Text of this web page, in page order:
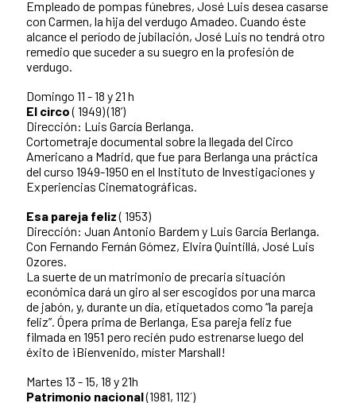
Empleado de pompas fúnebres, José Luis desea casarse
con Carmen, la hija del verdugo Amadeo. Cuando éste
alcance el período de jubilación, José Luis no tendrá otro
remedio que suceder a su suegro en la profesión de
verdugo.
Domingo 11 - 18 y 21 h
El circo( 1949) (18’)
Dirección: Luis García Berlanga.
Cortometraje documental sobre la llegada del Circo
Americano a Madrid, que fue para Berlanga una práctica
del curso 1949-1950 en el Instituto de Investigaciones y
Experiencias Cinematográficas.
Esa pareja feliz( 1953)
Dirección: Juan Antonio Bardem y Luis García Berlanga.
Con Fernando Fernán Gómez, Elvira Quintillá, José Luis
Ozores.
La suerte de un matrimonio de precaria situación
económica dará un giro al ser escogidos por una marca
de jabón, y, durante un día, etiquetados como “la pareja
feliz”. Ópera prima de Berlanga, Esa pareja feliz fue
filmada en 1951 pero recién pudo estrenarse luego del
éxito de ¡Bienvenido, míster Marshall!
Martes 13 - 15, 18 y 21h
Patrimonio nacional(1981, 112´)